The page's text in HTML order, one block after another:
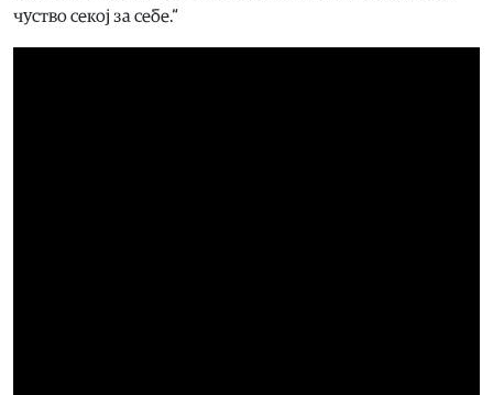
чуство секој за себе.“